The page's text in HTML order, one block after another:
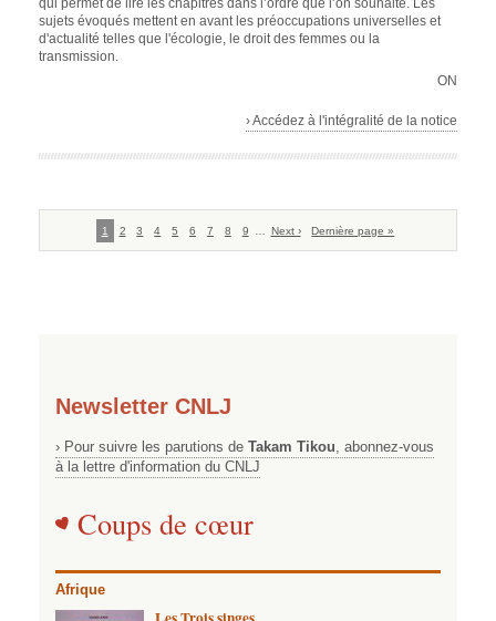
qui permet de lire les chapitres dans l’ordre que l’on souhaite. Les
sujets évoqués mettent en avant les préoccupations universelles et
d'actualité telles que l'écologie, le droit des femmes ou la
transmission.
ON
› Accédez à l'intégralité de la notice
Pagination
Page
1 Page
2 Page
3 Page
4 Page
5 Page
6 Page
7 Page
8 Page
9
Page
Next ›
Dernière
Dernière page »
Newsletter CNLJ
› Pour suivre les parutions de Takam Tikou, abonnez-vous
à la lettre d'information du CNLJ
Coups de cœur
Afrique